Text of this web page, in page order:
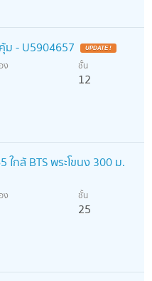
ม - U5904657
ง ชั้น
12
กล้ BTS พระโขนง 300 ม.
ง ชั้น
25